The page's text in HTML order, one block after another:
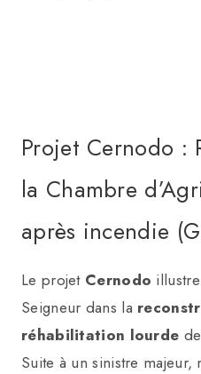
Projet Cernodo :
la Chambre
après incendie
Le projet Cernodo
Seigneur dans la
réhabilitation lourde
Suite à un sinistre majeur,